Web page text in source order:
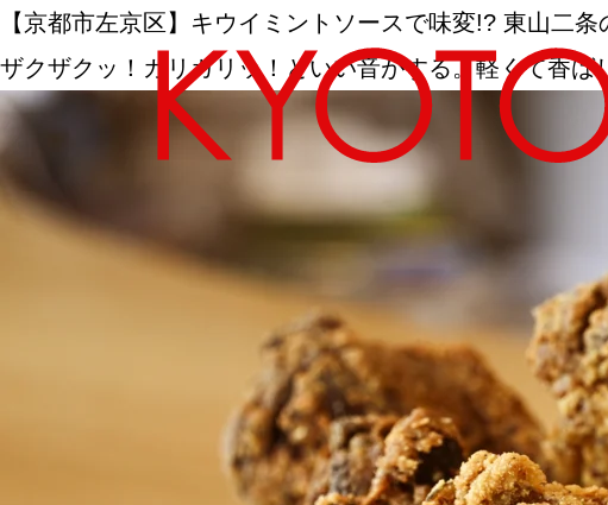
エリアから探す
カテゴリーから探す
【京都市左京区】キウイミントソースで味変!? 東山二
ザクザクッ！ガリガリッ！といい音がする。軽くて香